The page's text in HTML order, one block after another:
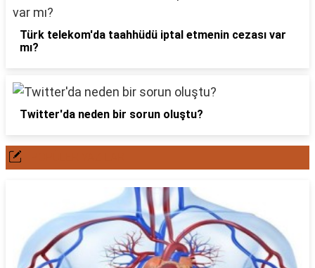
Türk telekom'da taahhüdü iptal etmenin cezası var
mı?
Twitter'da neden bir sorun oluştu?